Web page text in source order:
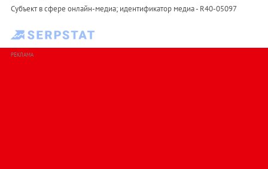
Субъект в сфере онлайн-медиа; идентификатор медиа - R40-05097
РЕКЛАМА